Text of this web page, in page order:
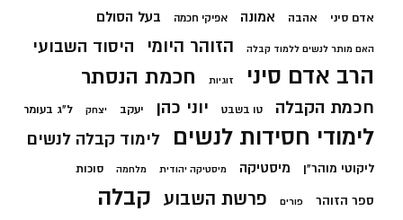
אדם סיני אהבה אמונה אפיקי חכמה בעל הסולם
האם מותר לנשים ללמוד קבלה הזוהר היומי היסוד השבועי
הרב אדם סיני זוגיות חכמת הנסתר
חכמת הקבלה טו בשבט יוני כהן יעקב יצחק ל"ג בעומר
לימודי חסידות לנשים לימוד קבלה לנשים
ליקוטי מוהר"ן מיסטיקה מיסטיקה יהודית מלחמה סוכות
ספר הזוהר פורים פרשת השבוע קבלה